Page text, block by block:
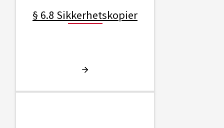
§ 6.8 Sikkerhetskopier